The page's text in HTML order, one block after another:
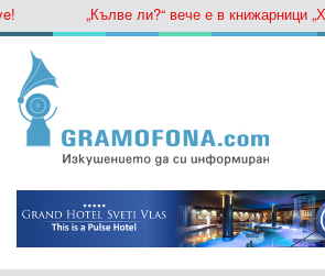
„Кълве ли?“ вече е в книжарници „Хеликон“